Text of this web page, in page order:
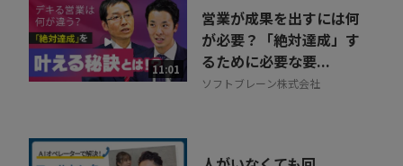
11:01
営業が成果を出すには何
が必要？「絶対達成」す
るために必要な要...
ソフトブレーン株式会社